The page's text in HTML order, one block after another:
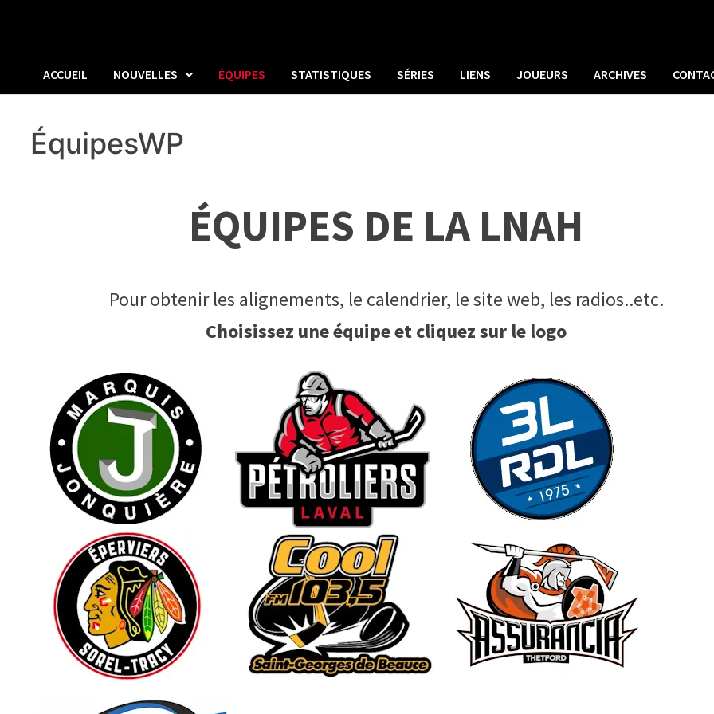
ACCUEIL NOUVELLES ÉQUIPES STATISTIQUES SÉRIES LIENS JOUEURS ARCHIVES
ÉquipesWP
ÉQUIPES DE LA LNAH
Pour obtenir les alignements, le calendrier, le site web, les radios..etc.
Choisissez une équipe et cliquez sur le logo